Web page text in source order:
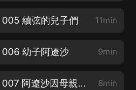
續弦的兒子們 11min
幼子阿遼沙 9min
卡拉馬佐夫兄弟 007 阿遼沙因母親回城 8min